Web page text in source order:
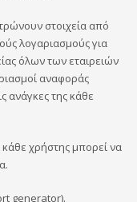
στοιχεία από
λογαριασμούς για
όλων των εταιρειών
αναφοράς
ανάγκες της κάθε
χρήστης μπορεί να
generator).